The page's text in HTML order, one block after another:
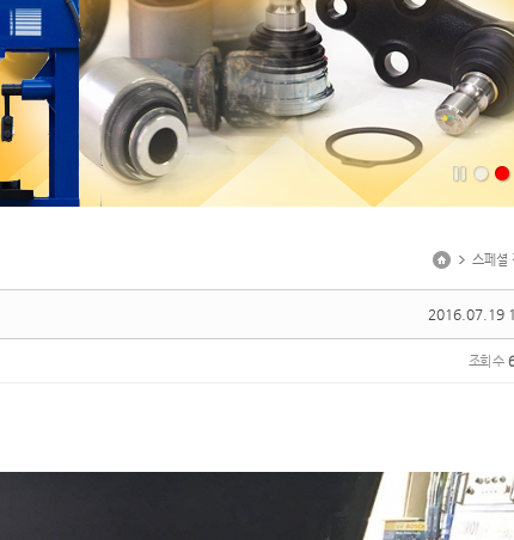
스페셜
2016.07.19
조회 수